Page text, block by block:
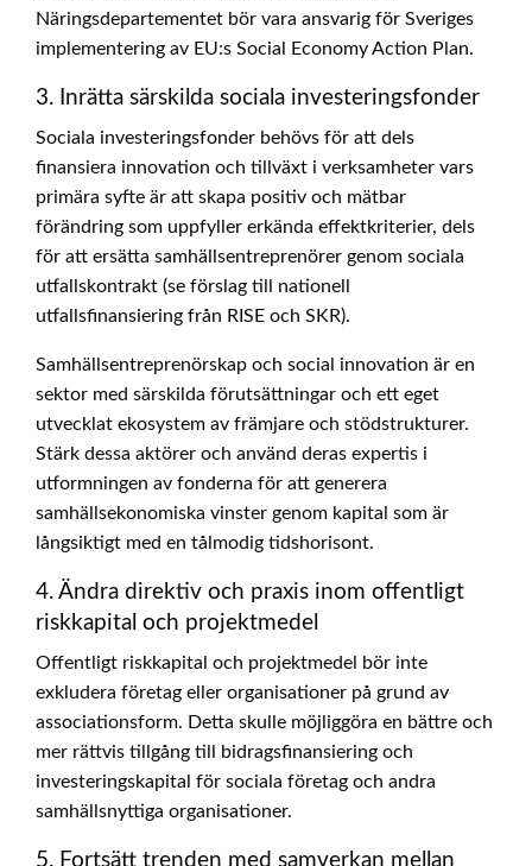
Näringsdepartementet bör vara ansvarig för Sveriges
implementering av EU:s Social Economy Action Plan.
3. Inrätta särskilda sociala investeringsfonder
Sociala investeringsfonder behövs för att dels
finansiera innovation och tillväxt i verksamheter vars
primära syfte är att skapa positiv och mätbar
förändring som uppfyller erkända effektkriterier, dels
för att ersätta samhällsentreprenörer genom sociala
utfallskontrakt (se förslag till nationell
utfallsfinansiering från RISE och SKR).
Samhällsentreprenörskap och social innovation är en
sektor med särskilda förutsättningar och ett eget
utvecklat ekosystem av främjare och stödstrukturer.
Stärk dessa aktörer och använd deras expertis i
utformningen av fonderna för att generera
samhällsekonomiska vinster genom kapital som är
långsiktigt med en tålmodig tidshorisont.
4. Ändra direktiv och praxis inom offentligt
riskkapital och projektmedel
Offentligt riskkapital och projektmedel bör inte
exkludera företag eller organisationer på grund av
associationsform. Detta skulle möjliggöra en bättre och
mer rättvis tillgång till bidragsfinansiering och
investeringskapital för sociala företag och andra
samhällsnyttiga organisationer.
5. Fortsätt trenden med samverkan mellan